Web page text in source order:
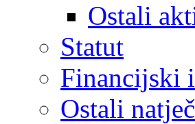
Ostali
Statut
Financijski
Ostali